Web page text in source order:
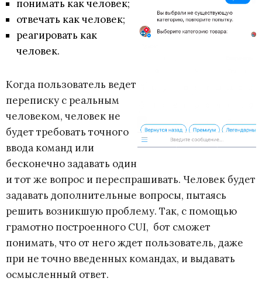
понимать как человек;
отвечать как человек;
реагировать как
человек.
Когда пользователь ведет
переписку с реальным
человеком, человек не
будет требовать точного
ввода команд или
бесконечно задавать один
и тот же вопрос и переспрашивать. Человек будет
задавать дополнительные вопросы, пытаясь
решить возникшую проблему. Так, с помощью
грамотно построенного CUI, бот сможет
понимать, что от него ждет пользователь, даже
при не точно введенных командах, и выдавать
осмысленный ответ.